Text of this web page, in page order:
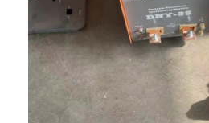
गुणवत्ता नियंत्रण
हमसे संपर्क करें